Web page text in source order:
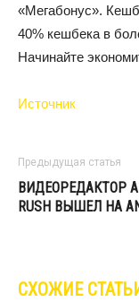
«Мегабонус».
40% кешбека в
Начинайте
Источник
Предыдущая статья
ВИДЕОРЕДАКТОР
RUSH ВЫШЕЛ НА
СХОЖИЕ